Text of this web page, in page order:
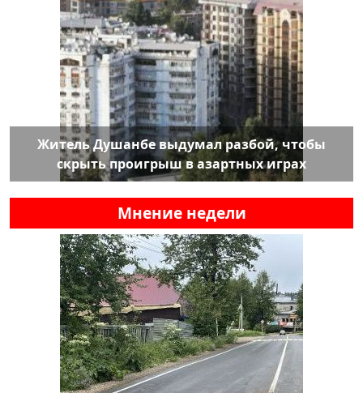
Житель Душанбе выдумал разбой, чтобы
скрыть проигрыш в азартных играх
Мнение недели